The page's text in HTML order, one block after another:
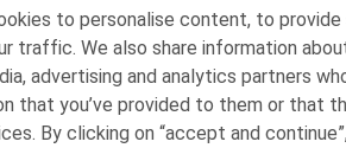
to personalise content, to
traffic. We also share information
advertising and analytics partners
that you’ve provided to them or that
By clicking on “accept and